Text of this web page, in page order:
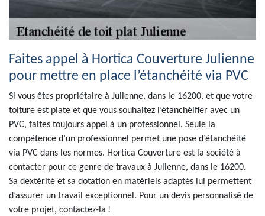
Faites appel à Hortica Couverture Julienne
pour mettre en place l’étanchéité via PVC
Si vous êtes propriétaire à Julienne, dans le 16200, et que votre
toiture est plate et que vous souhaitez l’étanchéifier avec un
PVC, faites toujours appel à un professionnel. Seule la
compétence d’un professionnel permet une pose d’étanchéité
via PVC dans les normes. Hortica Couverture est la société à
contacter pour ce genre de travaux à Julienne, dans le 16200.
Sa dextérité et sa dotation en matériels adaptés lui permettent
d’assurer un travail exceptionnel. Pour un devis personnalisé de
votre projet, contactez-la !